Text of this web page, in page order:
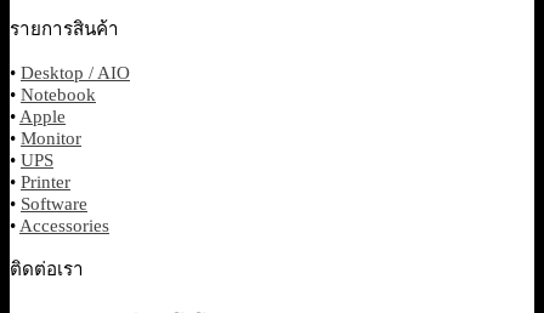
รายการสินค้า
• Desktop / AIO
• Notebook
• Apple
• Monitor
• UPS
• Printer
• Software
• Accessories
ติดต่อเรา